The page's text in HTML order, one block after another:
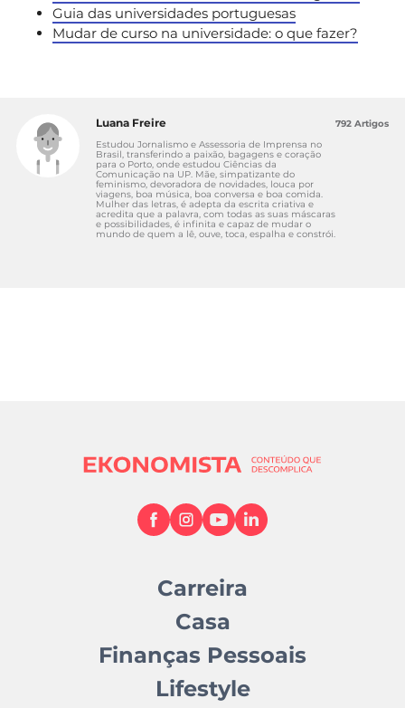
Guia das universidades portuguesas
Mudar de curso na universidade: o que fazer?
Luana Freire
Estudou Jornalismo e Assessoria de Imprensa no
Brasil, transferindo a paixão, bagagens e coração
para o Porto, onde estudou Ciências da
Comunicação na UP. Mãe, simpatizante do
feminismo, devoradora de novidades, louca por
viagens, boa música, boa conversa e boa comida.
Mulher das letras, é adepta da escrita criativa e
acredita que a palavra, com todas as suas máscaras
e possibilidades, é infinita e capaz de mudar o
mundo de quem a lê, ouve, toca, espalha e constrói.
792 Artigos
Carreira
Casa
Finanças Pessoais
Lifestyle